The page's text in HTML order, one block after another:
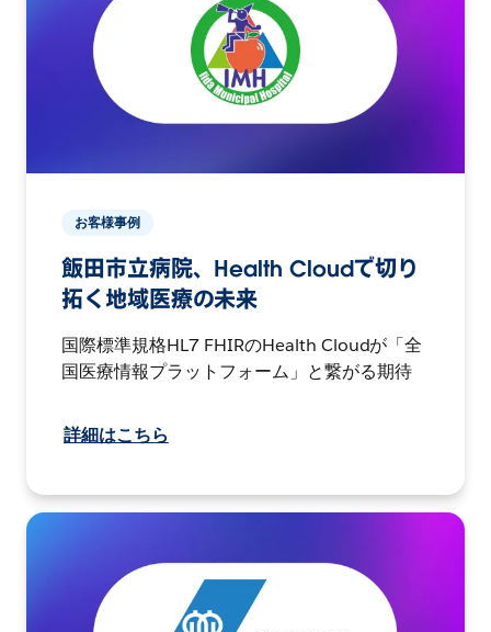
お客様事例
飯田市立病院、Health Cloudで切り
拓く地域医療の未来
国際標準規格HL7 FHIRのHealth Cloudが「全
国医療情報プラットフォーム」と繋がる期待
詳細はこちら